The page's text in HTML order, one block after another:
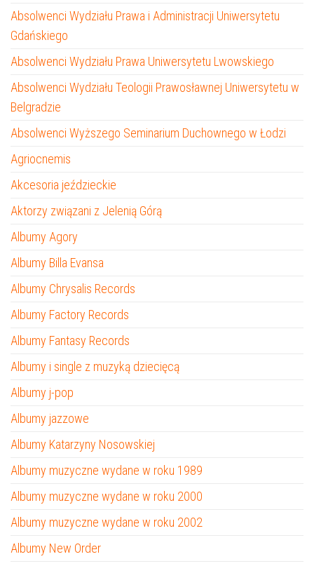
Absolwenci Wydziału Prawa i Administracji Uniwersytetu
Gdańskiego
Absolwenci Wydziału Prawa Uniwersytetu Lwowskiego
Absolwenci Wydziału Teologii Prawosławnej Uniwersytetu w
Belgradzie
Absolwenci Wyższego Seminarium Duchownego w Łodzi
Agriocnemis
Akcesoria jeździeckie
Aktorzy związani z Jelenią Górą
Albumy Agory
Albumy Billa Evansa
Albumy Chrysalis Records
Albumy Factory Records
Albumy Fantasy Records
Albumy i single z muzyką dziecięcą
Albumy j-pop
Albumy jazzowe
Albumy Katarzyny Nosowskiej
Albumy muzyczne wydane w roku 1989
Albumy muzyczne wydane w roku 2000
Albumy muzyczne wydane w roku 2002
Albumy New Order